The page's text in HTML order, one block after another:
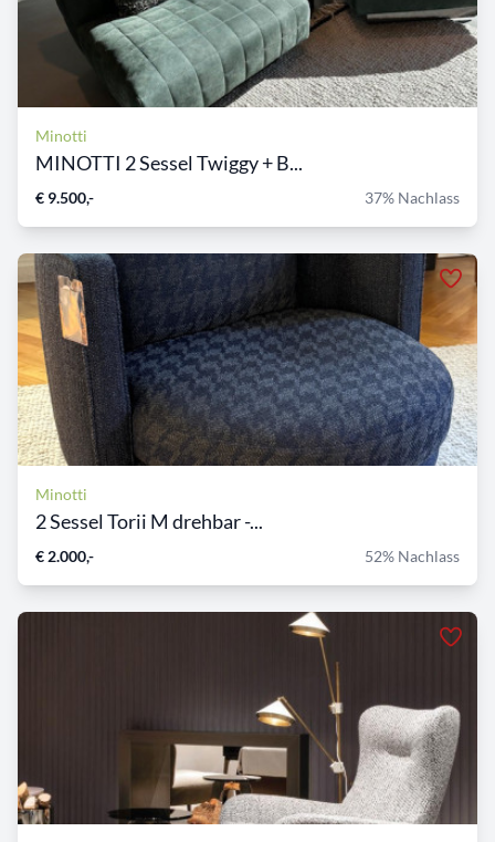
Minotti
MINOTTI 2 Sessel Twiggy + B...
€ 9.500,- 37% Nachlass
Minotti
2 Sessel Torii M drehbar -...
€ 2.000,- 52% Nachlass